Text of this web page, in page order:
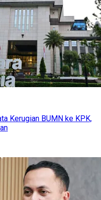
Kerugian BUMN ke KPK,